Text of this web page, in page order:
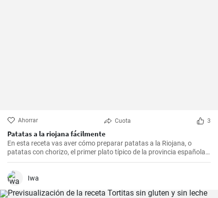
Ahorrar Cuota 3
Patatas a la riojana fácilmente
En esta receta vas aver cómo preparar patatas a la Riojana, o
patatas con chorizo, el primer plato típico de la provincia española
de La Rioja.
Iwa